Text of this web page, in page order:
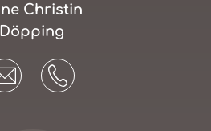
Christin
Döpping